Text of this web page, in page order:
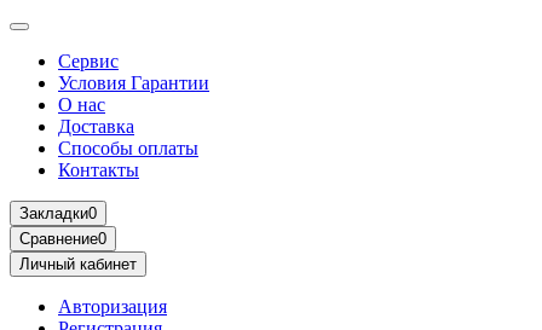
Сервис
Условия Гарантии
О нас
Доставка
Способы оплаты
Контакты
Закладки0
Сравнение0
Личный кабинет
Авторизация